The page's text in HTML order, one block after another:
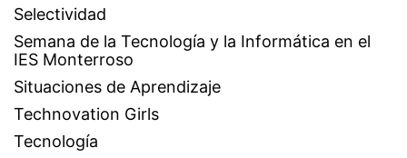
Selectividad
Semana de la Tecnología y la Informática en el
IES Monterroso
Situaciones de Aprendizaje
Technovation Girls
Tecnología